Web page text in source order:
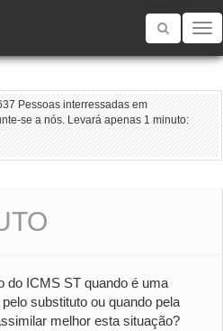
Toggle
Pessoas interressadas em
se a nós. Levará apenas 1 minuto:
do ICMS ST quando é uma
substituto ou quando pela
melhor esta situação?